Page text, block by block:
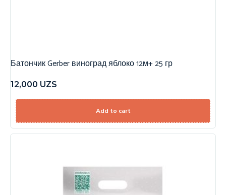
Батончик Gerber виноград яблоко 12м+ 25 гр
12,000 UZS
Add to cart